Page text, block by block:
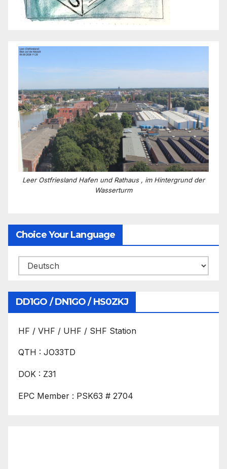
Leer Ostfriesland Hafen und Rathaus , im Hintergrund der
Wasserturm
Choice Your Language
DD1GO / DN1GO / HS0ZKJ
HF / VHF / UHF / SHF Station
QTH : JO33TD
DOK : Z31
EPC Member : PSK63 # 2704